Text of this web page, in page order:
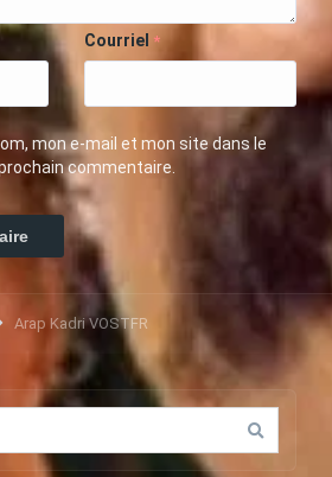
Courriel *
mon e-mail et mon site dans le
commentaire.
Arap Kadri VOSTFR